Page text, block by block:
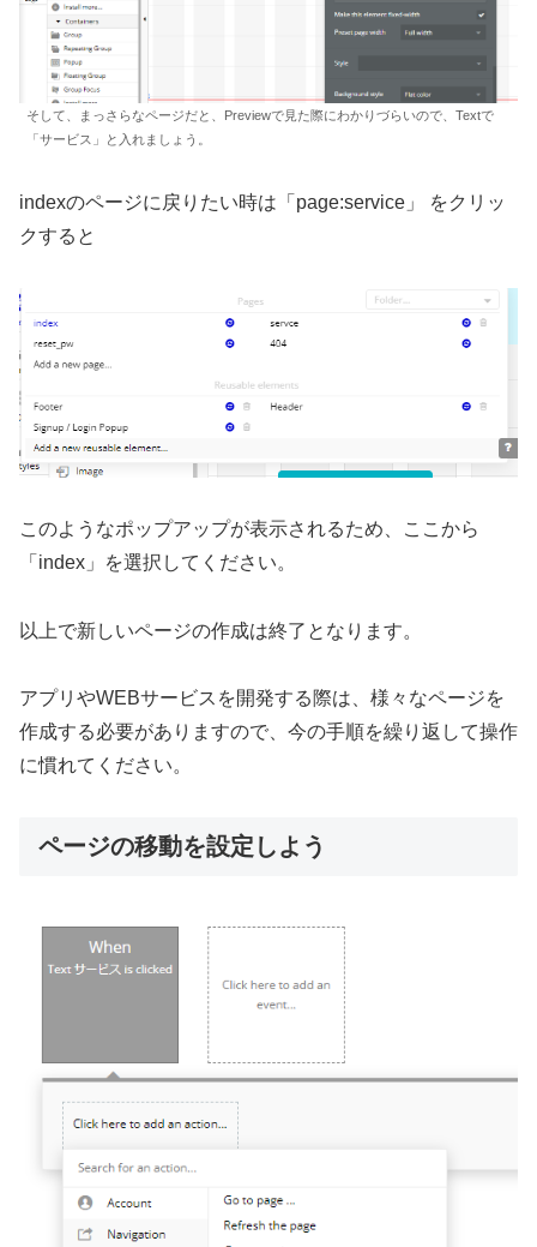
そして、まっさらなページだと、Previewで見た際にわかりづらいので、Textで
「サービス」と入れましょう。
indexのページに戻りたい時は「page:service」 をクリッ
クすると
このようなポップアップが表示されるため、ここから
「index」を選択してください。
以上で新しいページの作成は終了となります。
アプリやWEBサービスを開発する際は、様々なページを
作成する必要がありますので、今の手順を繰り返して操作
に慣れてください。
ページの移動を設定しよう